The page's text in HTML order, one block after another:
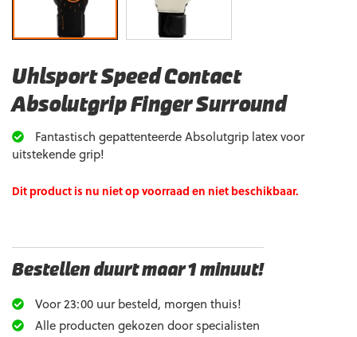
Uhlsport Speed Contact
Absolutgrip Finger Surround
Fantastisch gepattenteerde Absolutgrip latex voor
uitstekende grip!
Dit product is nu niet op voorraad en niet beschikbaar.
Bestellen duurt maar 1 minuut!
Voor 23:00 uur besteld, morgen thuis!
Alle producten gekozen door specialisten